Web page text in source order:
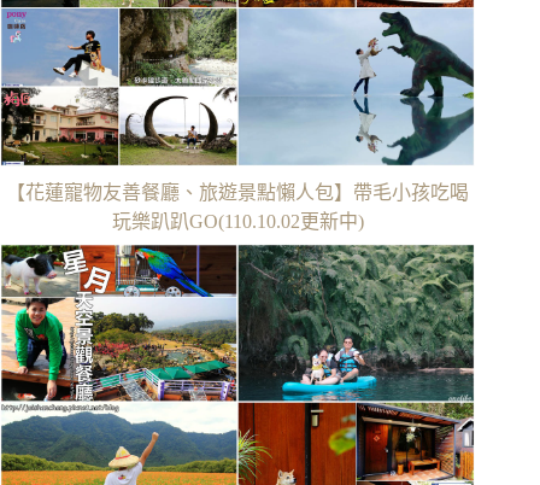
【花蓮寵物友善餐廳、旅遊景點懶人包】帶毛小孩吃喝
玩樂趴趴GO(110.10.02更新中)